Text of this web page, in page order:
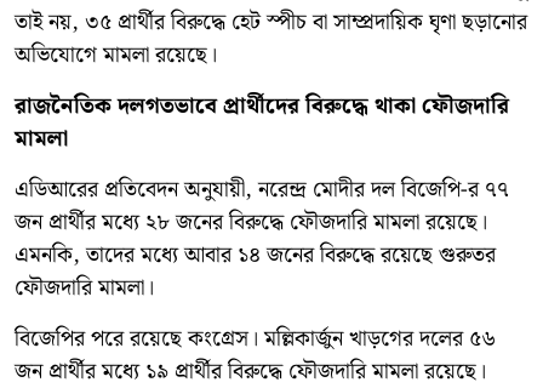
তাই নয়, ৩৫ প্রার্থীর বিরুদ্ধে হেট স্পীচ বা সাম্প্রদায়িক ঘৃণা ছড়ানোর
অভিযোগে মামলা রয়েছে।
রাজনৈতিক দলগতভাবে প্রার্থীদের বিরুদ্ধে থাকা ফৌজদারি
মামলা
এডিআরের প্রতিবেদন অনুযায়ী, নরেন্দ্র মোদীর দল বিজেপি-র ৭৭
জন প্রার্থীর মধ্যে ২৮ জনের বিরুদ্ধে ফৌজদারি মামলা রয়েছে।
এমনকি, তাদের মধ্যে আবার ১৪ জনের বিরুদ্ধে রয়েছে গুরুতর
ফৌজদারি মামলা।
বিজেপির পরে রয়েছে কংগ্রেস। মল্লিকার্জুন খাড়গের দলের ৫৬
জন প্রার্থীর মধ্যে ১৯ প্রার্থীর বিরুদ্ধে ফৌজদারি মামলা রয়েছে।